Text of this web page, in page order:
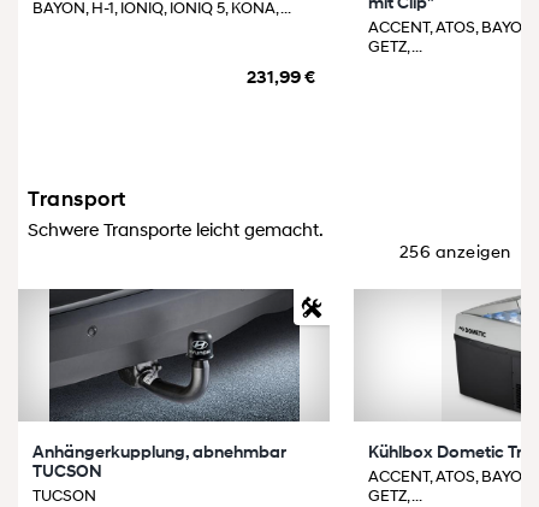
BAYON, H-1, IONIQ, IONIQ 5, KONA, ...
231,99 €
ACCENT, ATOS,
GETZ, ...
Transport
Schwere Transporte leicht gemacht.
256 anzeigen
Anhängerkupplung, abnehmbar
TUCSON
TUCSON
Kühlbox Dometic
ACCENT, ATOS,
GETZ, ...